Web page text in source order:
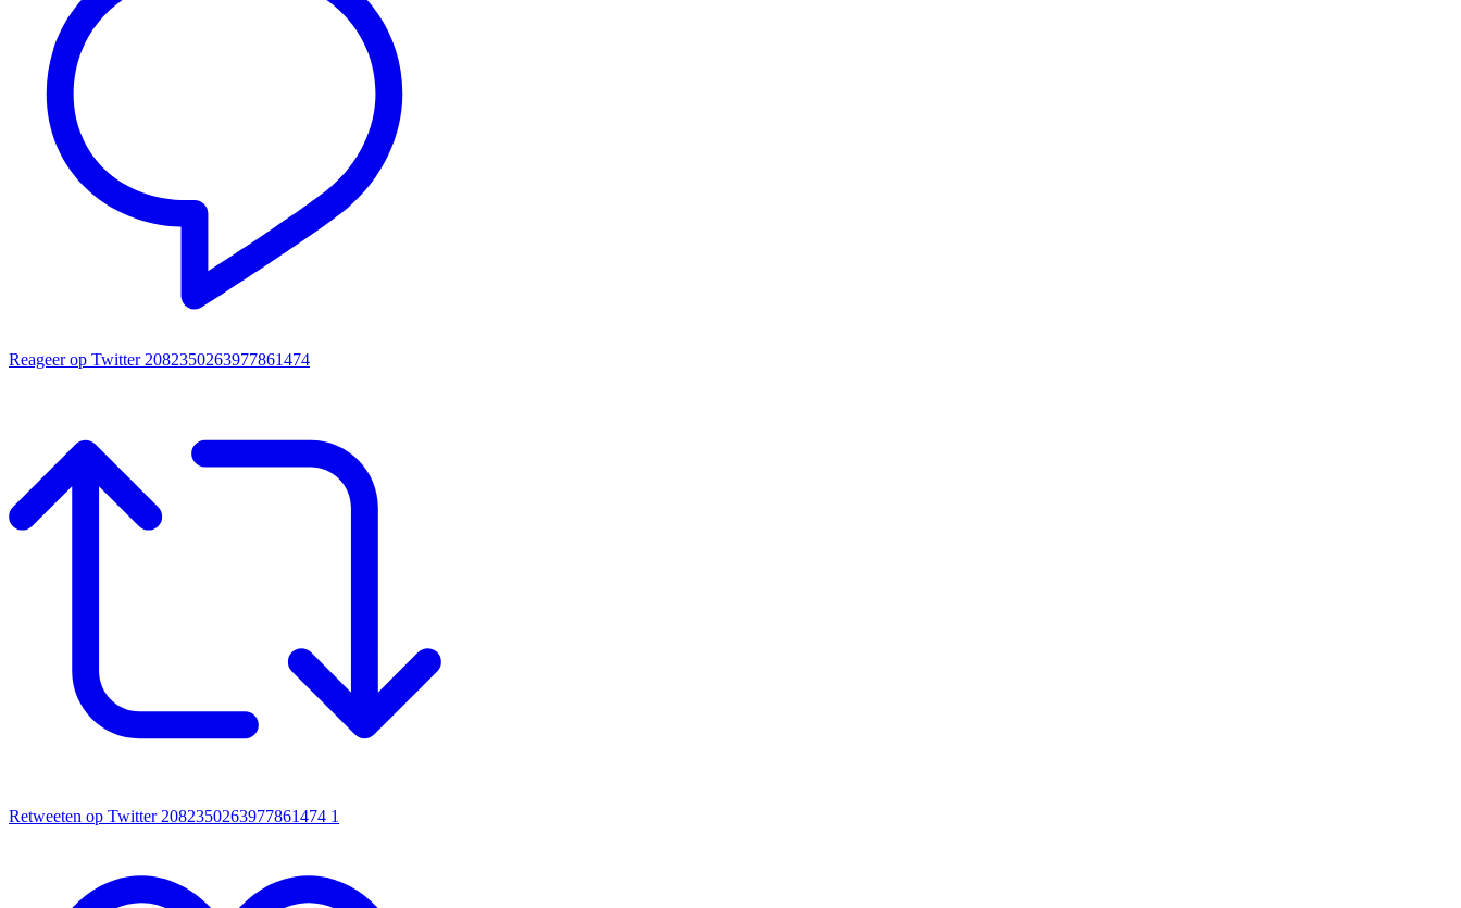
Reageer op Twitter 2082350263977861474
Retweeten op Twitter 2082350263977861474 1